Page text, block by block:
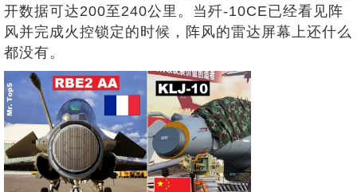
开数据可达200至240公里。当歼-10CE已经看见阵
风并完成火控锁定的时候，阵风的雷达屏幕上还什么
都没有。